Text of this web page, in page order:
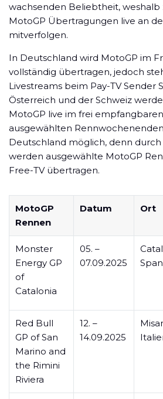
wachsenden Beliebtheit, weshalb
MotoGP Übertragungen live an
mitverfolgen.
In Deutschland wird MotoGP im
vollständig übertragen, jedoch
Livestreams beim Pay-TV Sender
Österreich und der Schweiz
MotoGP live im frei
ausgewählten
Deutschland möglich, denn
werden ausgewählte MotoGP
Free-TV übertragen.
MotoGP
Rennen
Datum Ort
Monster
Energy GP
of
Catalonia
05. –
07.09.2025
Red Bull
GP of San
Marino and
the Rimini
Riviera
12. –
14.09.2025